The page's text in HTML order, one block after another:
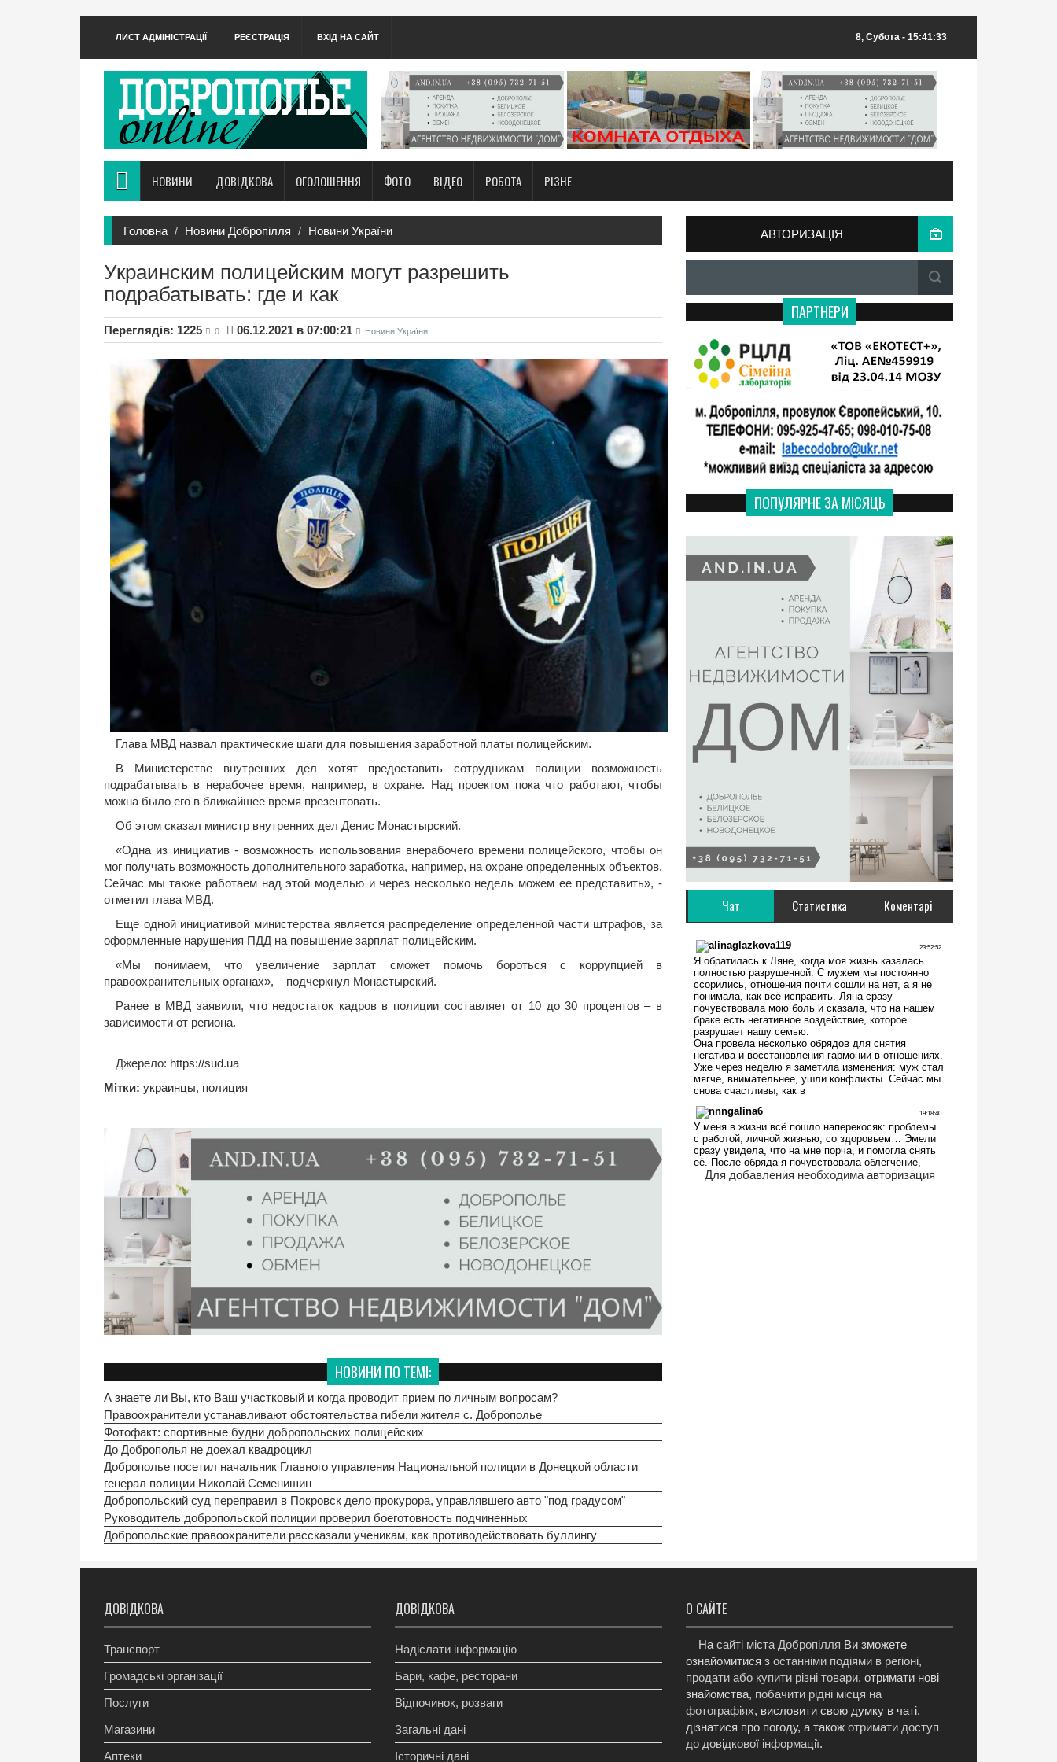
ЛИСТ АДМІНІСТРАЦІЇ РЕЄСТРАЦІЯ ВХІД НА САЙТ 8, Субота - 15:41:33
НОВИНИ ДОВІДКОВА ОГОЛОШЕННЯ ФОТО ВІДЕО РОБОТА РІЗНЕ
Головна Новини Добропілля Новини України
Украинским полицейским могут разрешить
подрабатывать: где и как
Переглядів: 1225 0 06.12.2021 в 07:00:21 Новини України
Глава МВД назвал практические шаги для повышения заработной платы полицейским.
В Министерстве внутренних дел хотят предоставить сотрудникам полиции возможность
подрабатывать в нерабочее время, например, в охране. Над проектом пока что работают, чтобы
можна было его в ближайшее время презентовать.
Об этом сказал министр внутренних дел Денис Монастырский.
«Одна из инициатив - возможность использования внерабочего времени полицейского, чтобы он
мог получать возможность дополнительного заработка, например, на охране определенных объектов.
Сейчас мы также работаем над этой моделью и через несколько недель можем ее представить», -
отметил глава МВД.
Еще одной инициативой министерства является распределение определенной части штрафов, за
оформленные нарушения ПДД на повышение зарплат полицейским.
«Мы понимаем, что увеличение зарплат сможет помочь бороться с коррупцией в
правоохранительных органах», – подчеркнул Монастырский.
Ранее в МВД заявили, что недостаток кадров в полиции составляет от 10 до 30 процентов – в
зависимости от региона.
Джерело: https://sud.ua
Мітки: украинцы, полиция
НОВИНИ ПО ТЕМІ:
А знаете ли Вы, кто Ваш участковый и когда проводит прием по личным вопросам?
Правоохранители устанавливают обстоятельства гибели жителя с. Доброполье
Фотофакт: спортивные будни добропольских полицейских
До Доброполья не доехал квадроцикл
Доброполье посетил начальник Главного управления Национальной полиции в Донецкой области
генерал полиции Николай Семенишин
Добропольский суд переправил в Покровск дело прокурора, управлявшего авто "под градусом"
Руководитель добропольской полиции проверил боеготовность подчиненных
Добропольские правоохранители рассказали ученикам, как противодействовать буллингу
АВТОРИЗАЦІЯ
ПАРТНЕРИ
ПОПУЛЯРНЕ ЗА МІСЯЦЬ
Чат Статистика Коментарі
Для добавления необходима авторизация
ДОВІДКОВА
Транспорт
Громадські організації
Послуги
Магазини
Аптеки
ДОВІДКОВА
Надіслати інформацію
Бари, кафе, ресторани
Відпочинок, розваги
Загальні дані
Історичні дані
О САЙТЕ
На сайті міста Добропілля Ви зможете
ознайомитися з останніми подіями в регіоні,
продати або купити різні товари, отримати нові
знайомства, побачити рідні місця на
фотографіях, висловити свою думку в чаті,
дізнатися про погоду, а також отримати доступ
до довідкової інформації.